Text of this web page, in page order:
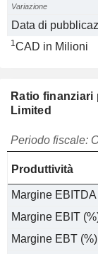
Variazione
Data di
1CAD in Milioni
Ratio
Limited
Periodo fiscale:
Produttività
Margine EBITDA
Margine EBIT
Margine EBT (%)